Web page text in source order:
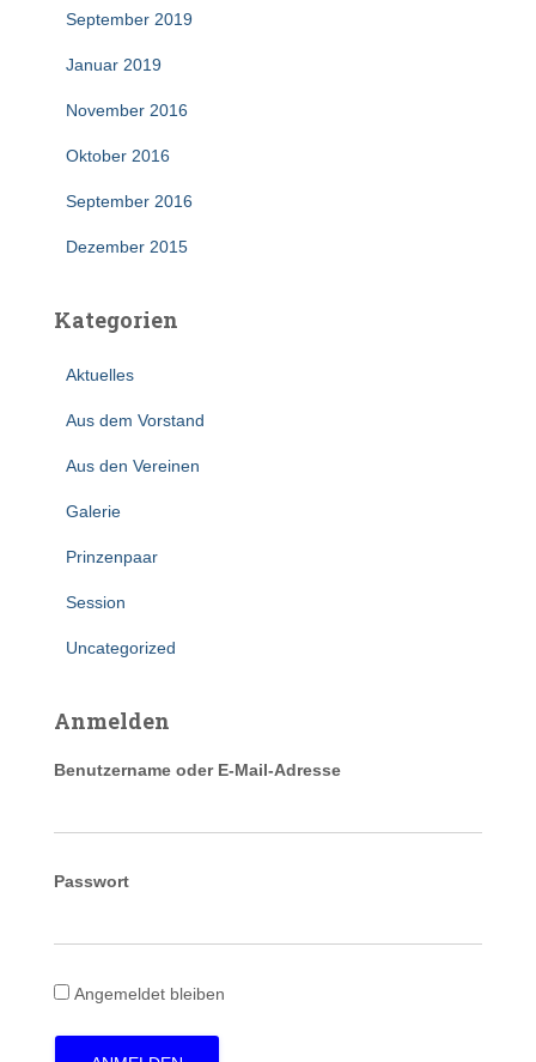
September 2019
Januar 2019
November 2016
Oktober 2016
September 2016
Dezember 2015
Kategorien
Aktuelles
Aus dem Vorstand
Aus den Vereinen
Galerie
Prinzenpaar
Session
Uncategorized
Anmelden
Benutzername oder E-Mail-Adresse
Passwort
Angemeldet bleiben